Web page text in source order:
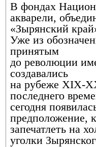
В фондах
акварели,
«Зырянский
Уже из
принятым
до революции
создавались
на рубеже XIX-
последнего
сегодня
предположение,
запечатлеть на
уголки